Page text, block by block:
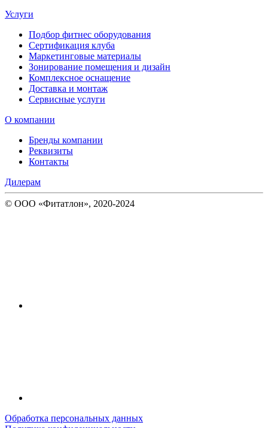
Услуги
Подбор фитнес оборудования
Сертификация клуба
Маркетинговые материалы
Зонирование помещения и дизайн
Комплексное оснащение
Доставка и монтаж
Сервисные услуги
О компании
Бренды компании
Реквизиты
Контакты
Дилерам
© ООО «Фитатлон», 2020-2024
Обработка персональных данных